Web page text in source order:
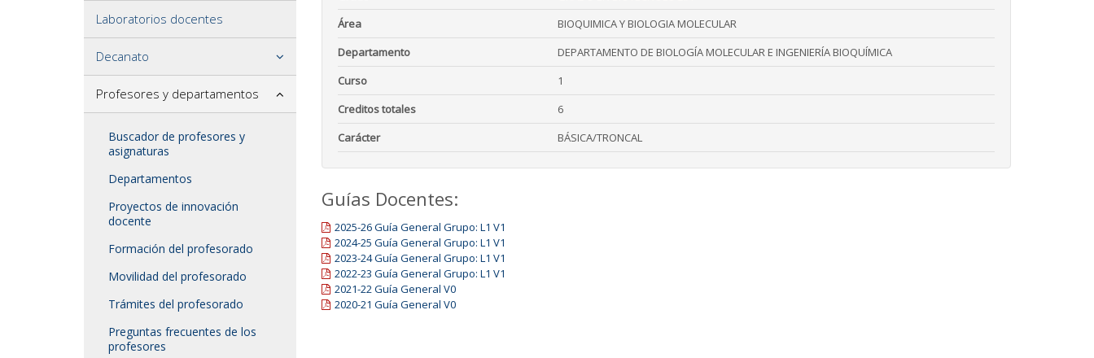
Laboratorios docentes
Decanato
Profesores y departamentos
Buscador de profesores y
asignaturas
Departamentos
Proyectos de innovación
docente
Formación del profesorado
Movilidad del profesorado
Trámites del profesorado
Preguntas frecuentes de los
profesores
Área
BIOQUIMICA Y BIOLOGIA MOLECULAR
Departamento
DEPARTAMENTO DE BIOLOGÍA MOLECULAR E INGENIERÍA BIOQUÍMICA
Curso
1
Creditos totales
6
Carácter
BÁSICA/TRONCAL
Guías Docentes:
2025-26 Guía General Grupo: L1 V1
2024-25 Guía General Grupo: L1 V1
2023-24 Guía General Grupo: L1 V1
2022-23 Guía General Grupo: L1 V1
2021-22 Guía General V0
2020-21 Guía General V0